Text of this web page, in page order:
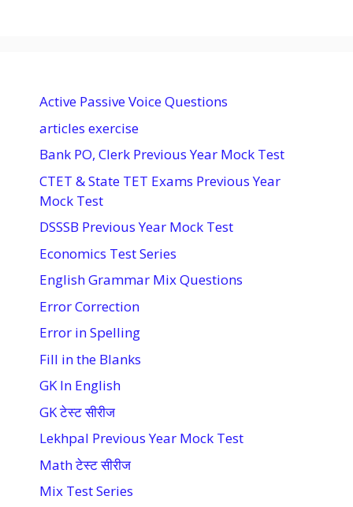
Active Passive Voice Questions
articles exercise
Bank PO, Clerk Previous Year Mock Test
CTET & State TET Exams Previous Year
Mock Test
DSSSB Previous Year Mock Test
Economics Test Series
English Grammar Mix Questions
Error Correction
Error in Spelling
Fill in the Blanks
GK In English
GK टेस्ट सीरीज
Lekhpal Previous Year Mock Test
Math टेस्ट सीरीज
Mix Test Series